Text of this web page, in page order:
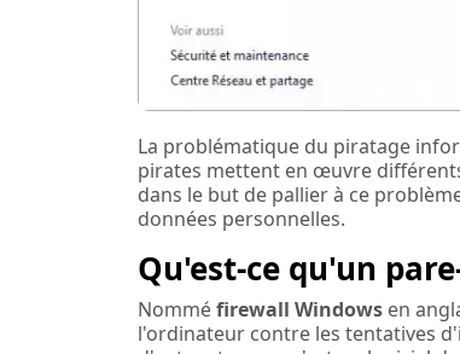
La problématique du piratage
pirates mettent en œuvre
dans le but de pallier à ce
données personnelles.
Qu'est-ce qu'un
Nomméfirewall Windows en
l'ordinateur contre les tentatives